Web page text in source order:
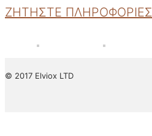
ΖΗΤΗΣΤΕ ΠΛΗΡΟΦΟΡΙΕΣ
© 2017 Elviox LTD